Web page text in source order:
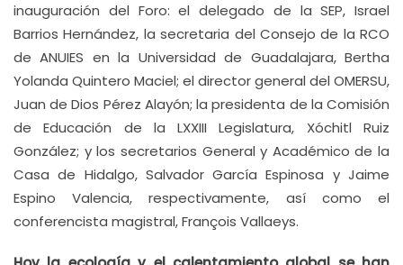
inauguración del Foro: el delegado de la SEP, Israel
Barrios Hernández, la secretaria del Consejo de la RCO
de ANUIES en la Universidad de Guadalajara, Bertha
Yolanda Quintero Maciel; el director general del OMERSU,
Juan de Dios Pérez Alayón; la presidenta de la Comisión
de Educación de la LXXIII Legislatura, Xóchitl Ruiz
González; y los secretarios General y Académico de la
Casa de Hidalgo, Salvador García Espinosa y Jaime
Espino Valencia, respectivamente, así como el
conferencista magistral, François Vallaeys.